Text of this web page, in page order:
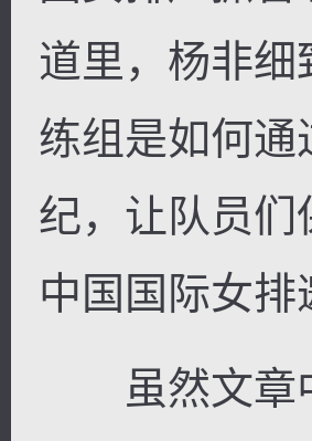
道里，杨非
练组是如何
纪，让队员
中国国际女
虽然文章中